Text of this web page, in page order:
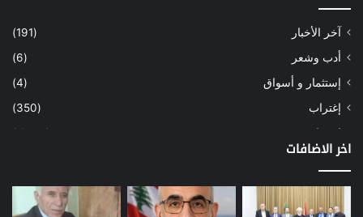
آخر الأخبار
(191)
أدب وشعر
(6)
إستثمار و أسواق
(4)
إغتراب
(350)
إقتصاد
(1٬039)
إعمار
(3)
بيئة
(16)
اخر الاضافات